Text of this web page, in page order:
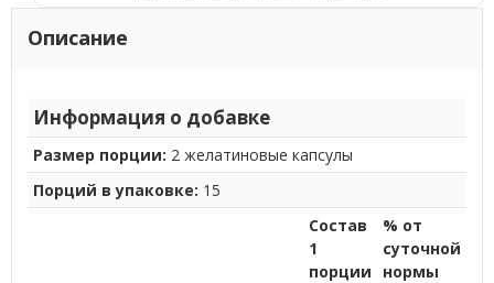
Описание
Информация о добавке
Размер порции: 2 желатиновые капсулы
Порций в упаковке: 15
Состав
1
порции
% от
суточной
нормы